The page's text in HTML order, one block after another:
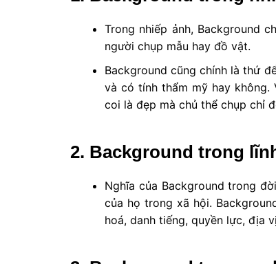
Trong nhiếp ảnh, Background
người chụp mẫu hay đồ vật.
Background cũng chính là thứ
và có tính thẩm mỹ hay
coi là đẹp mà chủ thể chụp chỉ
2. Background trong
Nghĩa của Background trong
của họ trong xã hội.
hoá, danh tiếng, quyền lực, địa